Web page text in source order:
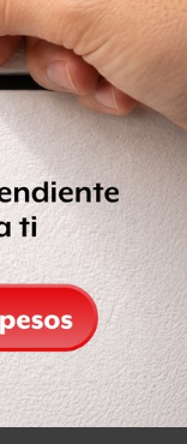
huir de la ciudad
y narraron
y hacer fuego
disponían.
ni agua,
nada en ningún
de “criminal de
en el